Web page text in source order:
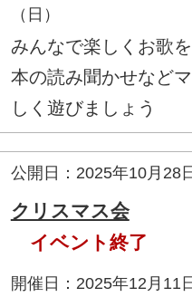
（日）
みんなで楽しくお歌を
本の読み聞かせなど
しく遊びましょう
公開日：2025年10月28
クリスマス会
イベント終了
開催日：2025年12月11